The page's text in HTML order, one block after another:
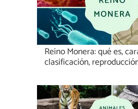
Reino Monera: qué es,
clasificación,